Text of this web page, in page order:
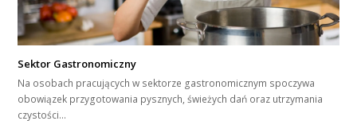
Sektor Gastronomiczny
Na osobach pracujących w sektorze gastronomicznym spoczywa
obowiązek przygotowania pysznych, świeżych dań oraz utrzymania
czystości…